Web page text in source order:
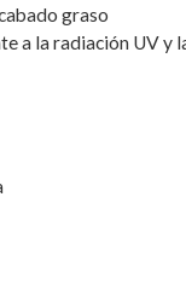
graso
a la radiación UV y